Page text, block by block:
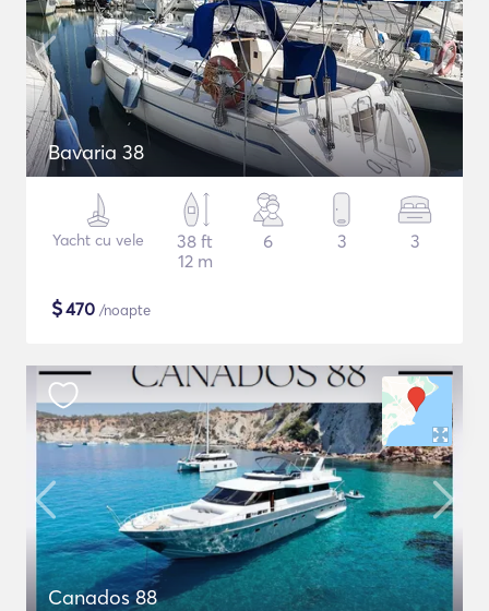
Bavaria 38
Yacht cu vele
38 ft
12 m
6 3 3
$470 /noapte
Canados 88